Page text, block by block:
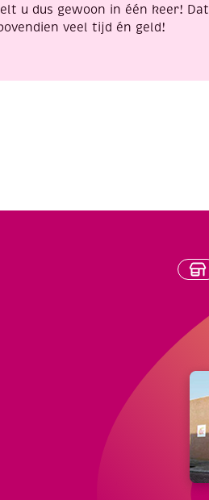
u dus gewoon in één keer! Dat
veel tijd én geld!